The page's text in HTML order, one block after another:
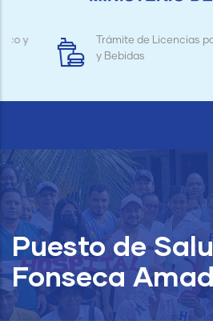
Trámite de Licencias para
y Bebidas
Puesto de
Fonseca